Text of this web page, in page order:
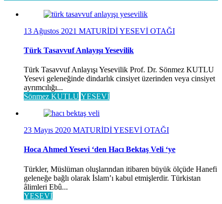
13 Ağustos 2021 MATURİDİ YESEVİ OTAĞI
Türk Tasavvuf Anlayışı Yesevilik
Türk Tasavvuf Anlayışı Yesevilik Prof. Dr. Sönmez KUTLU
Yesevi geleneğinde dindarlık cinsiyet üzerinden veya cinsiyet
ayrımcılığı...
Sönmez KUTLU YESEVİ
23 Mayıs 2020 MATURİDİ YESEVİ OTAĞI
Hoca Ahmed Yesevi ‘den Hacı Bektaş Veli ‘ye
Türkler, Müslüman oluşlarından itibaren büyük ölçüde Hanefi
geleneğe bağlı olarak İslam’ı kabul etmişlerdir. Türkistan
âlimleri Ebû...
YESEVİ